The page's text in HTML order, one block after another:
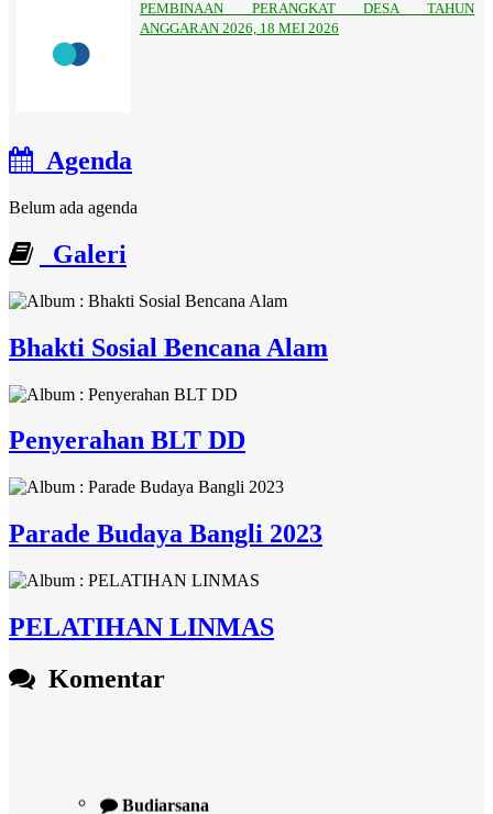
PEMBINAAN PERANGKAT DESA TAHUN
ANGGARAN 2026, 18 MEI 2026
Agenda
Belum ada agenda
Galeri
Bhakti Sosial Bencana Alam
Penyerahan BLT DD
Parade Budaya Bangli 2023
PELATIHAN LINMAS
Komentar
22 September 2023 07:18:16